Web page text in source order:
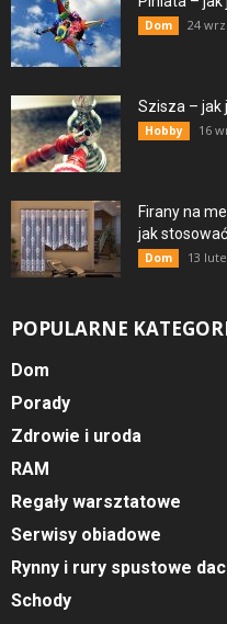
Dom 24
Szisza – jak
Hobby 16
Firany na
jak
Dom 13
POPULARNE
Dom
Porady
Zdrowie i uroda
RAM
Regały warsztatowe
Serwisy obiadowe
Rynny i rury spustowe
Schody